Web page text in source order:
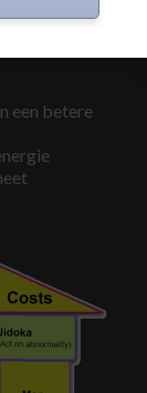
een betere